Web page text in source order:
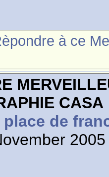
à ce
CASA
place de